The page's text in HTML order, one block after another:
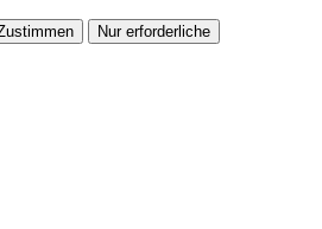
Nur erforderliche